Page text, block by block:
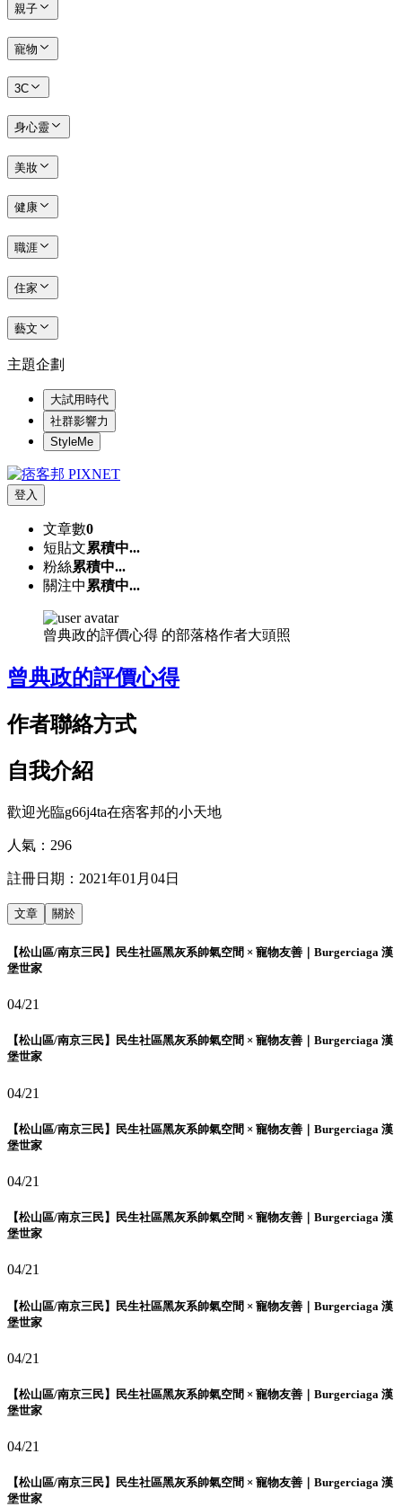
親子
寵物
3C
身心靈
美妝
健康
職涯
住家
藝文
主題企劃
大試用時代
社群影響力
StyleMe
登入
文章數0
短貼文累積中...
粉絲累積中...
關注中 累積中...
曾典政的評價心得 的部落格作者大頭照
曾典政的評價心得
作者聯絡方式
自我介紹
歡迎光臨g66j4ta在痞客邦的小天地
人氣： 296
註冊日期： 2021年01月04日
文章 關於
【松山區/南京三民】民生社區黑灰系帥氣空間 × 寵物友善｜Burgerciaga 漢
堡世家
04/21
【松山區/南京三民】民生社區黑灰系帥氣空間 × 寵物友善｜Burgerciaga 漢
堡世家
04/21
【松山區/南京三民】民生社區黑灰系帥氣空間 × 寵物友善｜Burgerciaga 漢
堡世家
04/21
【松山區/南京三民】民生社區黑灰系帥氣空間 × 寵物友善｜Burgerciaga 漢
堡世家
04/21
【松山區/南京三民】民生社區黑灰系帥氣空間 × 寵物友善｜Burgerciaga 漢
堡世家
04/21
【松山區/南京三民】民生社區黑灰系帥氣空間 × 寵物友善｜Burgerciaga 漢
堡世家
04/21
【松山區/南京三民】民生社區黑灰系帥氣空間 × 寵物友善｜Burgerciaga 漢
堡世家